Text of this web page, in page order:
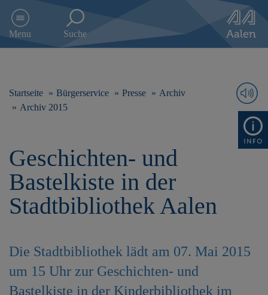
e
Menu Suche
Startseite Bürgerservice Presse
Archiv
Archiv 2015
Geschichten- und
Bastelkiste in der
Stadtbibliothek Aalen
Die Stadtbibliothek lädt am 07. Mai 2015
um 15 Uhr zur Geschichten- und
Bastelkiste in der Kinderbibliothek im